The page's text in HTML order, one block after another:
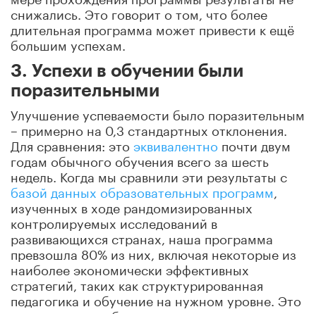
снижались. Это говорит о том, что более
длительная программа может привести к ещё
большим успехам
3. Успехи в обучении были
поразительными
Улучшение успеваемости было поразительным
– примерно на 0,3 стандартных отклонения.
Для сравнения: это эквивалентно почти двум
годам обычного обучения всего за шесть
недель. Когда мы сравнили эти результаты с
базой данных образовательных программ
изученных в ходе рандомизированных
контролируемых исследований в
развивающихся странах, наша программа
превзошла 80% из них, включая некоторые из
наиболее экономически эффективных
стратегий, таких как структурированная
педагогика и обучение на нужном уровне. Это